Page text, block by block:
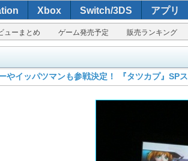
Xbox Switch/3DS アプリ
ューまとめ ゲーム発売予定 販売ランキング
やイッパツマンも参戦決定！ 『タツカプ』SP